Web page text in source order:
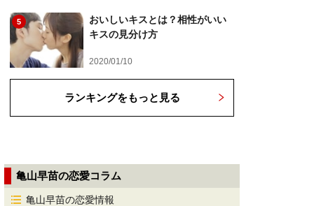
5
おいしいキスとは？相性がいい
キスの見分け方
2020/01/10
ランキングをもっと見る
亀山早苗の恋愛コラム
亀山早苗の恋愛情報